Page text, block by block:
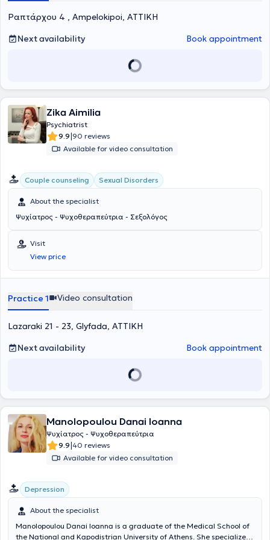
Ραπτάρχου 4 , Ampelokipoi, ΑΤΤΙΚΗ
Next availability
Book appointment
Zika Aimilia
Psychiatrist
9.9|90 reviews
Available for video consultation
Couple counseling Sexual Disorders
About the specialist
Ψυχίατρος - Ψυχοθεραπεύτρια - Σεξολόγος
Visit
View price
Practice 1 Video consultation
Lazaraki 21 - 23, Glyfada, ΑΤΤΙΚΗ
Next availability
Book appointment
Manolopoulou Danai Ioanna
Ψυχίατρος - Ψυχοθεραπεύτρια
9.9|40 reviews
Available for video consultation
Depression
About the specialist
Manolopoulou Danai Ioanna is a graduate of the Medical School of
the National and Kapodistrian University of Athens. She specialized